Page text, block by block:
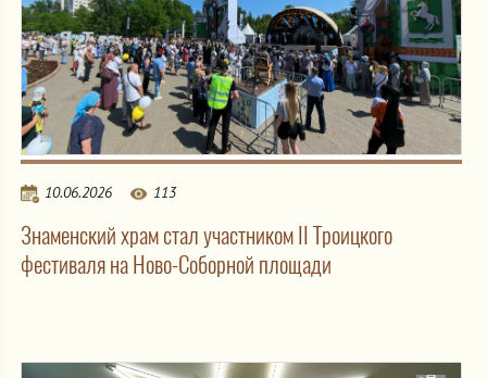
10.06.2026 113
Знаменский храм стал участником II Троицкого
фестиваля на Ново-Соборной площади